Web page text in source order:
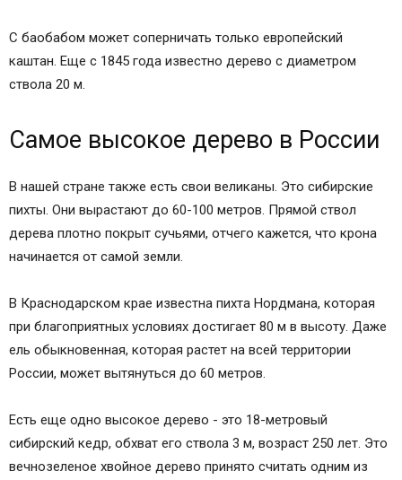
С баобабом может соперничать только европейский
каштан. Еще с 1845 года известно дерево с диаметром
ствола 20 м.
Самое высокое дерево в России
В нашей стране также есть свои великаны. Это сибирские
пихты. Они вырастают до 60-100 метров. Прямой ствол
дерева плотно покрыт сучьями, отчего кажется, что крона
начинается от самой земли.
В Краснодарском крае известна пихта Нордмана, которая
при благоприятных условиях достигает 80 м в высоту. Даже
ель обыкновенная, которая растет на всей территории
России, может вытянуться до 60 метров.
Есть еще одно высокое дерево - это 18-метровый
сибирский кедр, обхват его ствола 3 м, возраст 250 лет. Это
вечнозеленое хвойное дерево принято считать одним из